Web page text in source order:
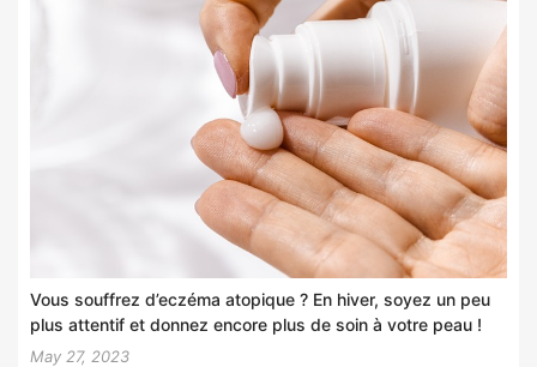
Vous souffrez d’eczéma atopique ? En hiver, soyez un peu
plus attentif et donnez encore plus de soin à votre peau !
May 27, 2023